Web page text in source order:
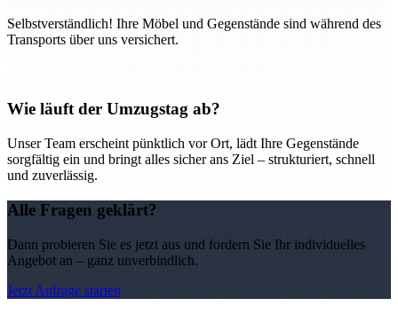
Selbstverständlich! Ihre Möbel und Gegenstände sind während des
Transports über uns versichert.
Wie läuft der Umzugstag ab?
Unser Team erscheint pünktlich vor Ort, lädt Ihre Gegenstände
sorgfältig ein und bringt alles sicher ans Ziel – strukturiert, schnell
und zuverlässig.
Alle Fragen geklärt?
Dann probieren Sie es jetzt aus und fordern Sie Ihr individuelles
Angebot an – ganz unverbindlich.
Jetzt Anfrage starten